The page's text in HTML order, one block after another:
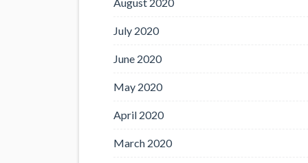
July 2020
June 2020
May 2020
April 2020
March 2020